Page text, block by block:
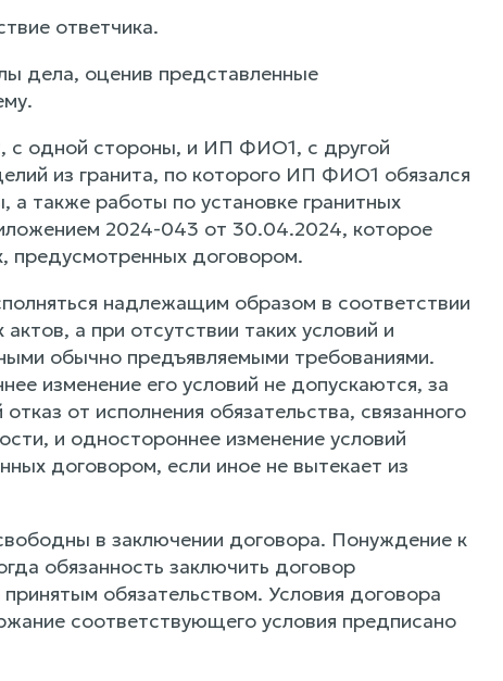
ответчика.
дела, оценив представленные
с одной стороны, и ИП ФИО1, с другой
из гранита, по которого ИП ФИО1 обязался
а также работы по установке гранитных
2024-043 от 30.04.2024, которое
предусмотренных договором.
надлежащим образом в соответствии
а при отсутствии таких условий и
обычно предъявляемыми требованиями.
изменение его условий не допускаются, за
от исполнения обязательства, связанного
и одностороннее изменение условий
договором, если иное не вытекает из
в заключении договора. Понуждение к
обязанность заключить договор
обязательством. Условия договора
соответствующего условия предписано